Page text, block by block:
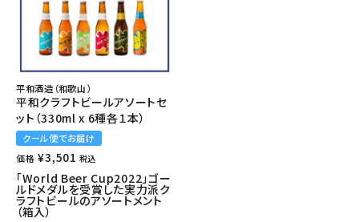
平和酒造（和歌山）
平和クラフトビールアソートセ
ット（330ml x 6種各１本）
クール便でお届け
価格 ¥3,501 税込
「World Beer Cup2022」ゴー
ルドメダルを受賞した実力派ク
ラフトビールのアソートメント
（箱入）